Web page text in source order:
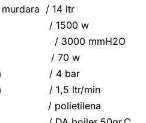
murdara / 14 ltr
/ 1500 w
3000 mmH2O
apa / 70 w
apa / 4 bar
apa / 1,5 ltr/min
din / polietilena